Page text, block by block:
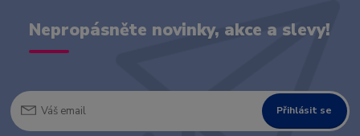
Nepropásněte novinky, akce a slevy!
Přihlásit se